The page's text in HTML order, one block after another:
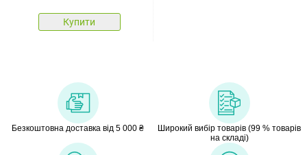
Купити
Безкоштовна доставка від 5 000 ₴
Широкий вибір товарів (99 % товарів
на складі)